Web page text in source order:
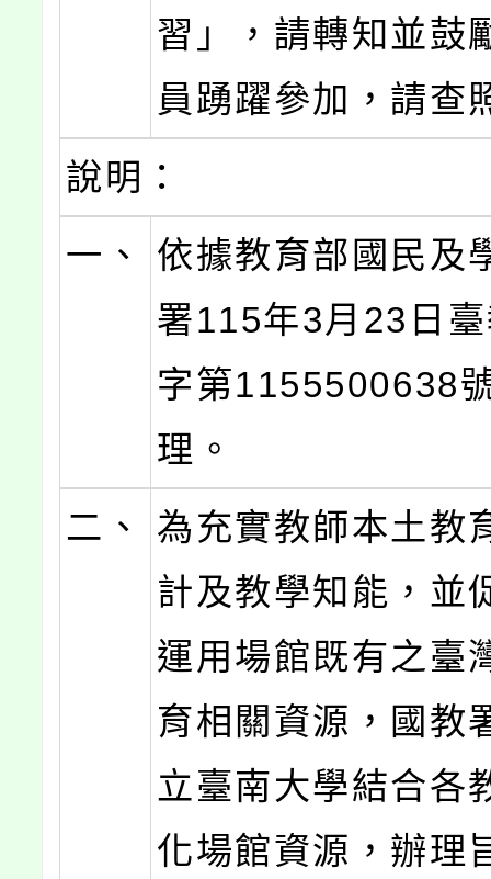
習」，請轉知並鼓
員踴躍參加，請查
說明：
一、
依據教育部國民及
署115年3月23日
字第1155500638
理。
二、
為充實教師本土教
計及教學知能，並
運用場館既有之臺
育相關資源，國教
立臺南大學結合各
化場館資源，辦理